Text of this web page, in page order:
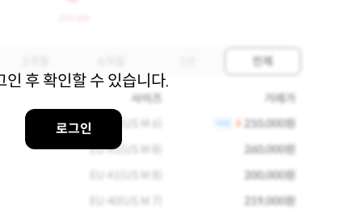
인 후 확인할 수 있습니다.
로그인
전체
사이즈
거래가
EU 39(US M 6)
210,000원
EU 41(US M 8)
260,000원
EU 41(US M 8)
200,000원
EU 40(US M 7)
219,000원